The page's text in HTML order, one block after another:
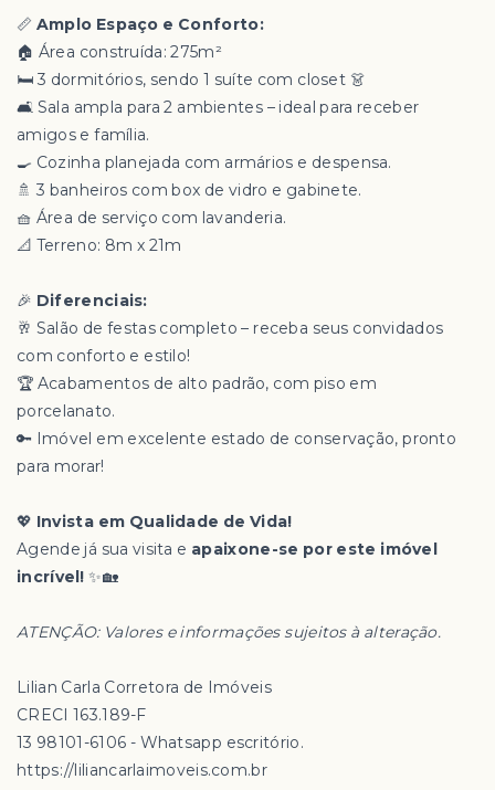
📏 Amplo Espaço e Conforto:
🏠 Área construída: 275m²
🛏️ 3 dormitórios, sendo 1 suíte com closet 👗
🛋️ Sala ampla para 2 ambientes – ideal para receber
amigos e família.
🍳 Cozinha planejada com armários e despensa.
🚿 3 banheiros com box de vidro e gabinete.
🧺 Área de serviço com lavanderia.
📐 Terreno: 8m x 21m
🎉 Diferenciais:
🥂 Salão de festas completo – receba seus convidados
com conforto e estilo!
🏆 Acabamentos de alto padrão, com piso em
porcelanato.
🔑 Imóvel em excelente estado de conservação, pronto
para morar!
💖 Invista em Qualidade de Vida!
Agende já sua visita e apaixone-se por este imóvel
incrível! ✨🏡
ATENÇÃO: Valores e informações sujeitos à alteração.
Lilian Carla Corretora de Imóveis
CRECI 163.189-F
13 98101-6106 - Whatsapp escritório.
https://liliancarlaimoveis.com.br